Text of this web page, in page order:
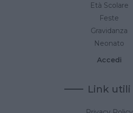
Età Scolare
Feste
Gravidanza
Neonato
Accedi
Link utili